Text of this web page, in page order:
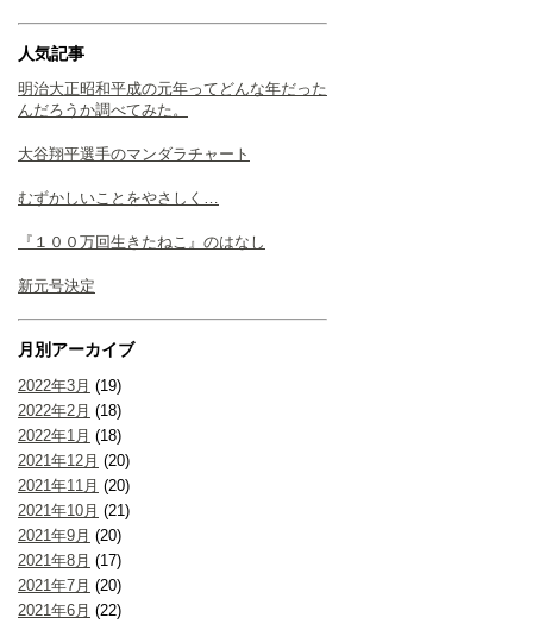
人気記事
明治大正昭和平成の元年ってどんな年だった
んだろうか調べてみた。
大谷翔平選手のマンダラチャート
むずかしいことをやさしく…
『１００万回生きたねこ』のはなし
新元号決定
月別アーカイブ
2022年3月 (19)
2022年2月 (18)
2022年1月 (18)
2021年12月 (20)
2021年11月 (20)
2021年10月 (21)
2021年9月 (20)
2021年8月 (17)
2021年7月 (20)
2021年6月 (22)